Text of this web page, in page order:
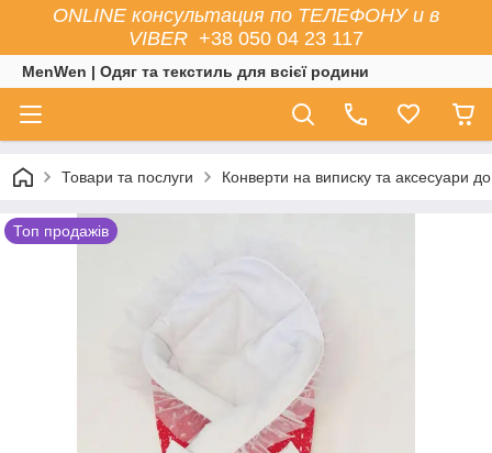
ONLINE консультация по ТЕЛЕФОНУ и в
VIBER +38 050 04 23 117
MenWen | Одяг та текстиль для всієї родини
Товари та послуги Конверти на виписку та аксесуари
Топ продажів